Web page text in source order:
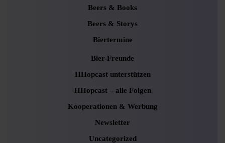
Beers & Books
Beers & Storys
Biertermine
Bier-Freunde
HHopcast unterstützen
HHopcast – alle Folgen
Kooperationen & Werbung
Newsletter
Uncategorized